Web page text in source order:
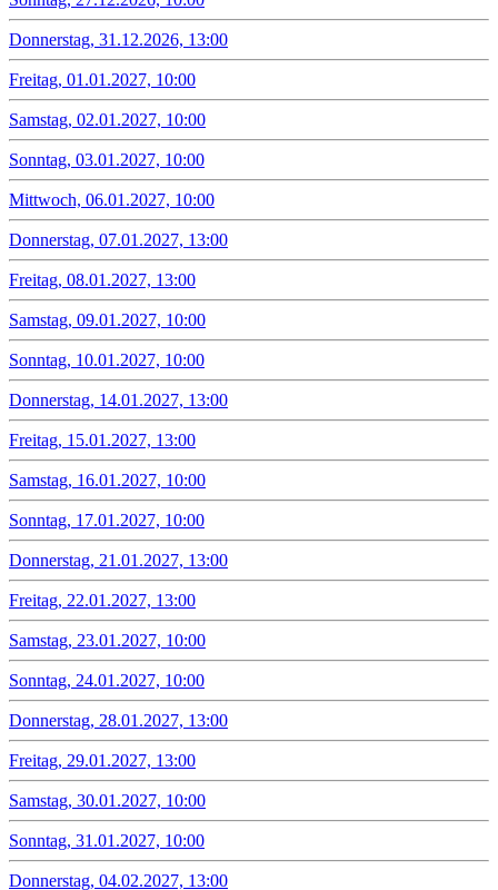
Donnerstag, 31.12.2026, 13:00
Freitag, 01.01.2027, 10:00
Samstag, 02.01.2027, 10:00
Sonntag, 03.01.2027, 10:00
Mittwoch, 06.01.2027, 10:00
Donnerstag, 07.01.2027, 13:00
Freitag, 08.01.2027, 13:00
Samstag, 09.01.2027, 10:00
Sonntag, 10.01.2027, 10:00
Donnerstag, 14.01.2027, 13:00
Freitag, 15.01.2027, 13:00
Samstag, 16.01.2027, 10:00
Sonntag, 17.01.2027, 10:00
Donnerstag, 21.01.2027, 13:00
Freitag, 22.01.2027, 13:00
Samstag, 23.01.2027, 10:00
Sonntag, 24.01.2027, 10:00
Donnerstag, 28.01.2027, 13:00
Freitag, 29.01.2027, 13:00
Samstag, 30.01.2027, 10:00
Sonntag, 31.01.2027, 10:00
Donnerstag, 04.02.2027, 13:00